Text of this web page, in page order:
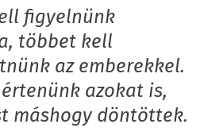
figyelnünk
többet kell
az emberekkel.
azokat is,
máshogy döntöttek.